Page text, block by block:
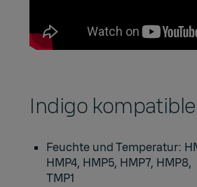
Indigo
Feuchte und Temperatur:
HMP4, HMP5, HMP7,
TMP1